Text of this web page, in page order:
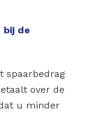
bij de
spaarbedrag
over de
u minder